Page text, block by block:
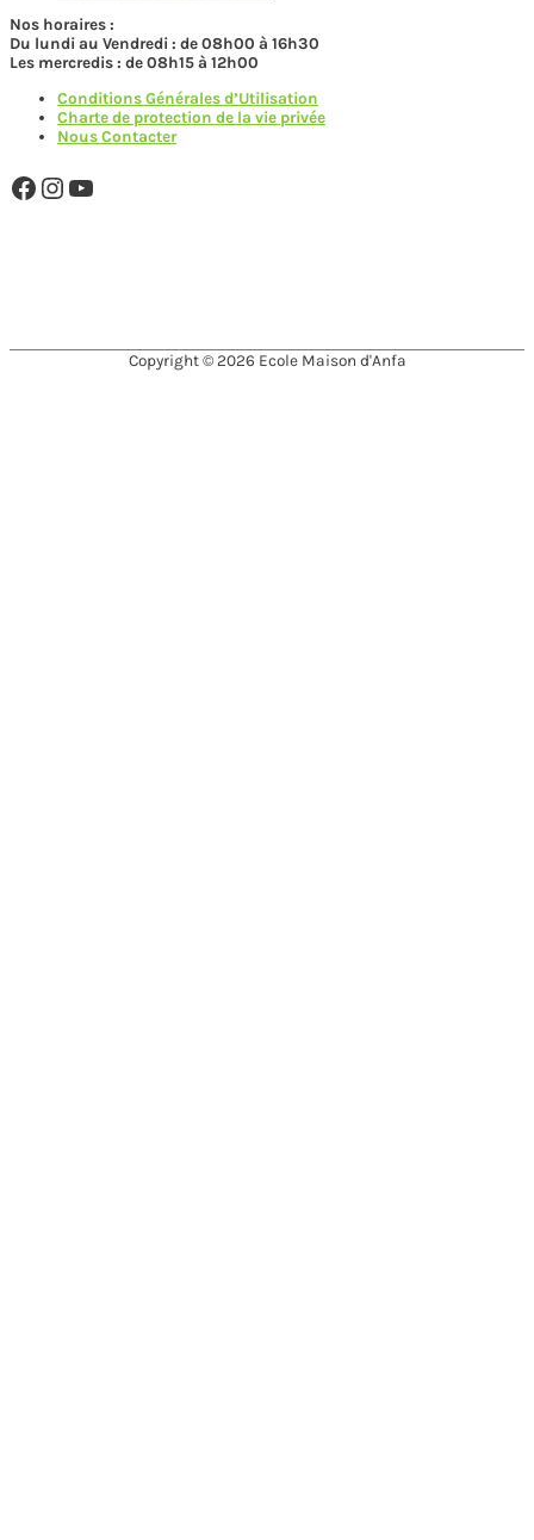
Nos horaires :
Du lundi au Vendredi : de 08h00 à 16h30
Les mercredis : de 08h15 à 12h00
Conditions Générales d’Utilisation
Charte de protection de la vie privée
Nous Contacter
Facebook
Instagram
YouTube
Copyright © 2026 Ecole Maison d'Anfa